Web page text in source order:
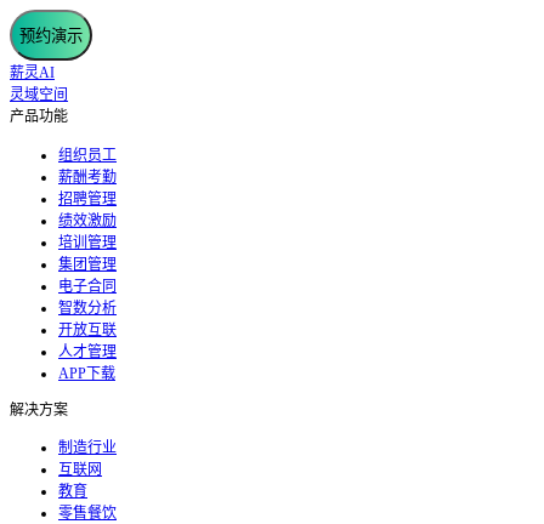
预约演示
薪灵AI
灵域空间
产品功能
组织员工
薪酬考勤
招聘管理
绩效激励
培训管理
集团管理
电子合同
智数分析
开放互联
人才管理
APP下载
解决方案
制造行业
互联网
教育
零售餐饮